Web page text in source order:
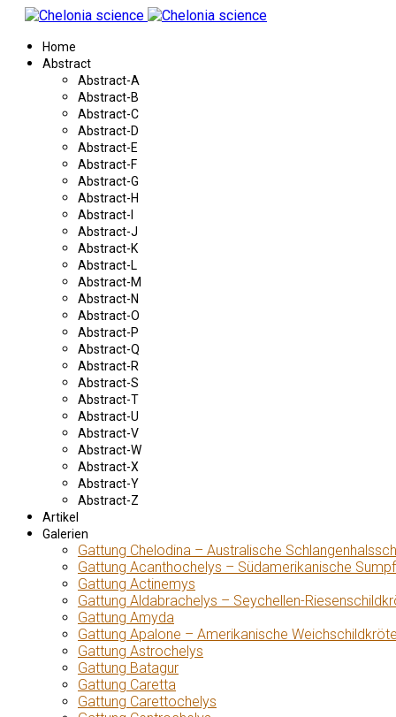
Home
Abstract
Abstract-A
Abstract-B
Abstract-C
Abstract-D
Abstract-E
Abstract-F
Abstract-G
Abstract-H
Abstract-I
Abstract-J
Abstract-K
Abstract-L
Abstract-M
Abstract-N
Abstract-O
Abstract-P
Abstract-Q
Abstract-R
Abstract-S
Abstract-T
Abstract-U
Abstract-V
Abstract-W
Abstract-X
Abstract-Y
Abstract-Z
Artikel
Galerien
Gattung Chelodina – Australische
Gattung Acanthochelys – Südamerikanische
Gattung Actinemys
Gattung Aldabrachelys – Seychellen-
Gattung Amyda
Gattung Apalone – Amerikanische
Gattung Astrochelys
Gattung Batagur
Gattung Caretta
Gattung Carettochelys